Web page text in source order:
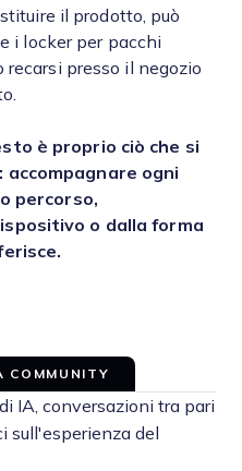
il prodotto, può
i locker per pacchi
recarsi presso il negozio
è proprio ciò che si
ogni
percorso,
o dalla forma
COMMUNITY
IA, conversazioni tra pari
del